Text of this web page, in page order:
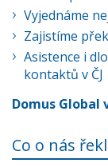
Vyjednáme
Zajistíme
Asistence i
kontaktů v ČJ
Domus Global
Co o nás